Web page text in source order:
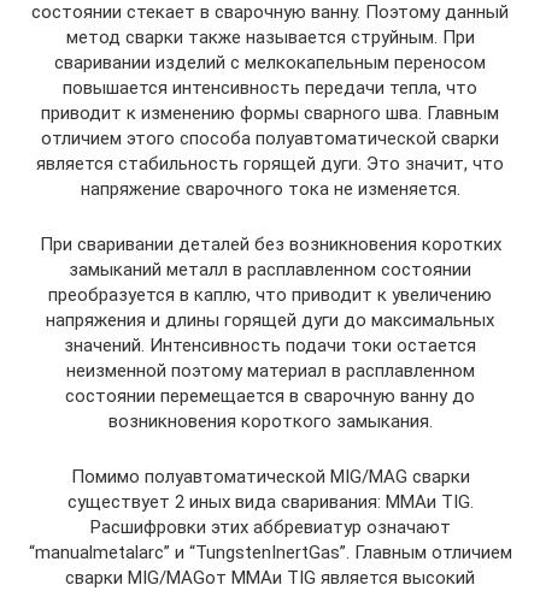
состоянии стекает в сварочную ванну. Поэтому данный
метод сварки также называется струйным. При
сваривании изделий с мелкокапельным переносом
повышается интенсивность передачи тепла, что
приводит к изменению формы сварного шва. Главным
отличием этого способа полуавтоматической сварки
является стабильность горящей дуги. Это значит, что
напряжение сварочного тока не изменяется.
При сваривании деталей без возникновения коротких
замыканий металл в расплавленном состоянии
преобразуется в каплю, что приводит к увеличению
напряжения и длины горящей дуги до максимальных
значений. Интенсивность подачи токи остается
неизменной поэтому материал в расплавленном
состоянии перемещается в сварочную ванну до
возникновения короткого замыкания.
Помимо полуавтоматической MIG/MAG сварки
существует 2 иных вида сваривания: MMAи TIG.
Расшифровки этих аббревиатур означают
“manualmetalarc” и “TungstenInertGas”. Главным отличием
сварки MIG/MAGот MMAи TIG является высокий